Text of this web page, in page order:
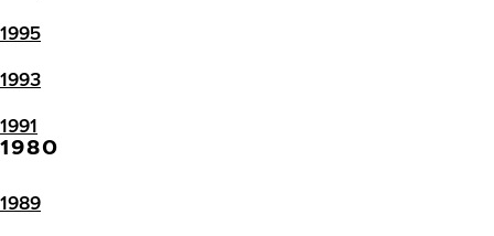
1995
1993
1991
1980
1989